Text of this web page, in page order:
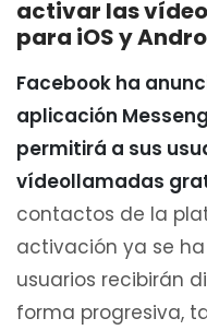
activar las
para iOS y
Facebook ha
aplicación
permitirá a sus
vídeollamadas
contactos de la
activación ya se
usuarios recibirán
forma progresiva,